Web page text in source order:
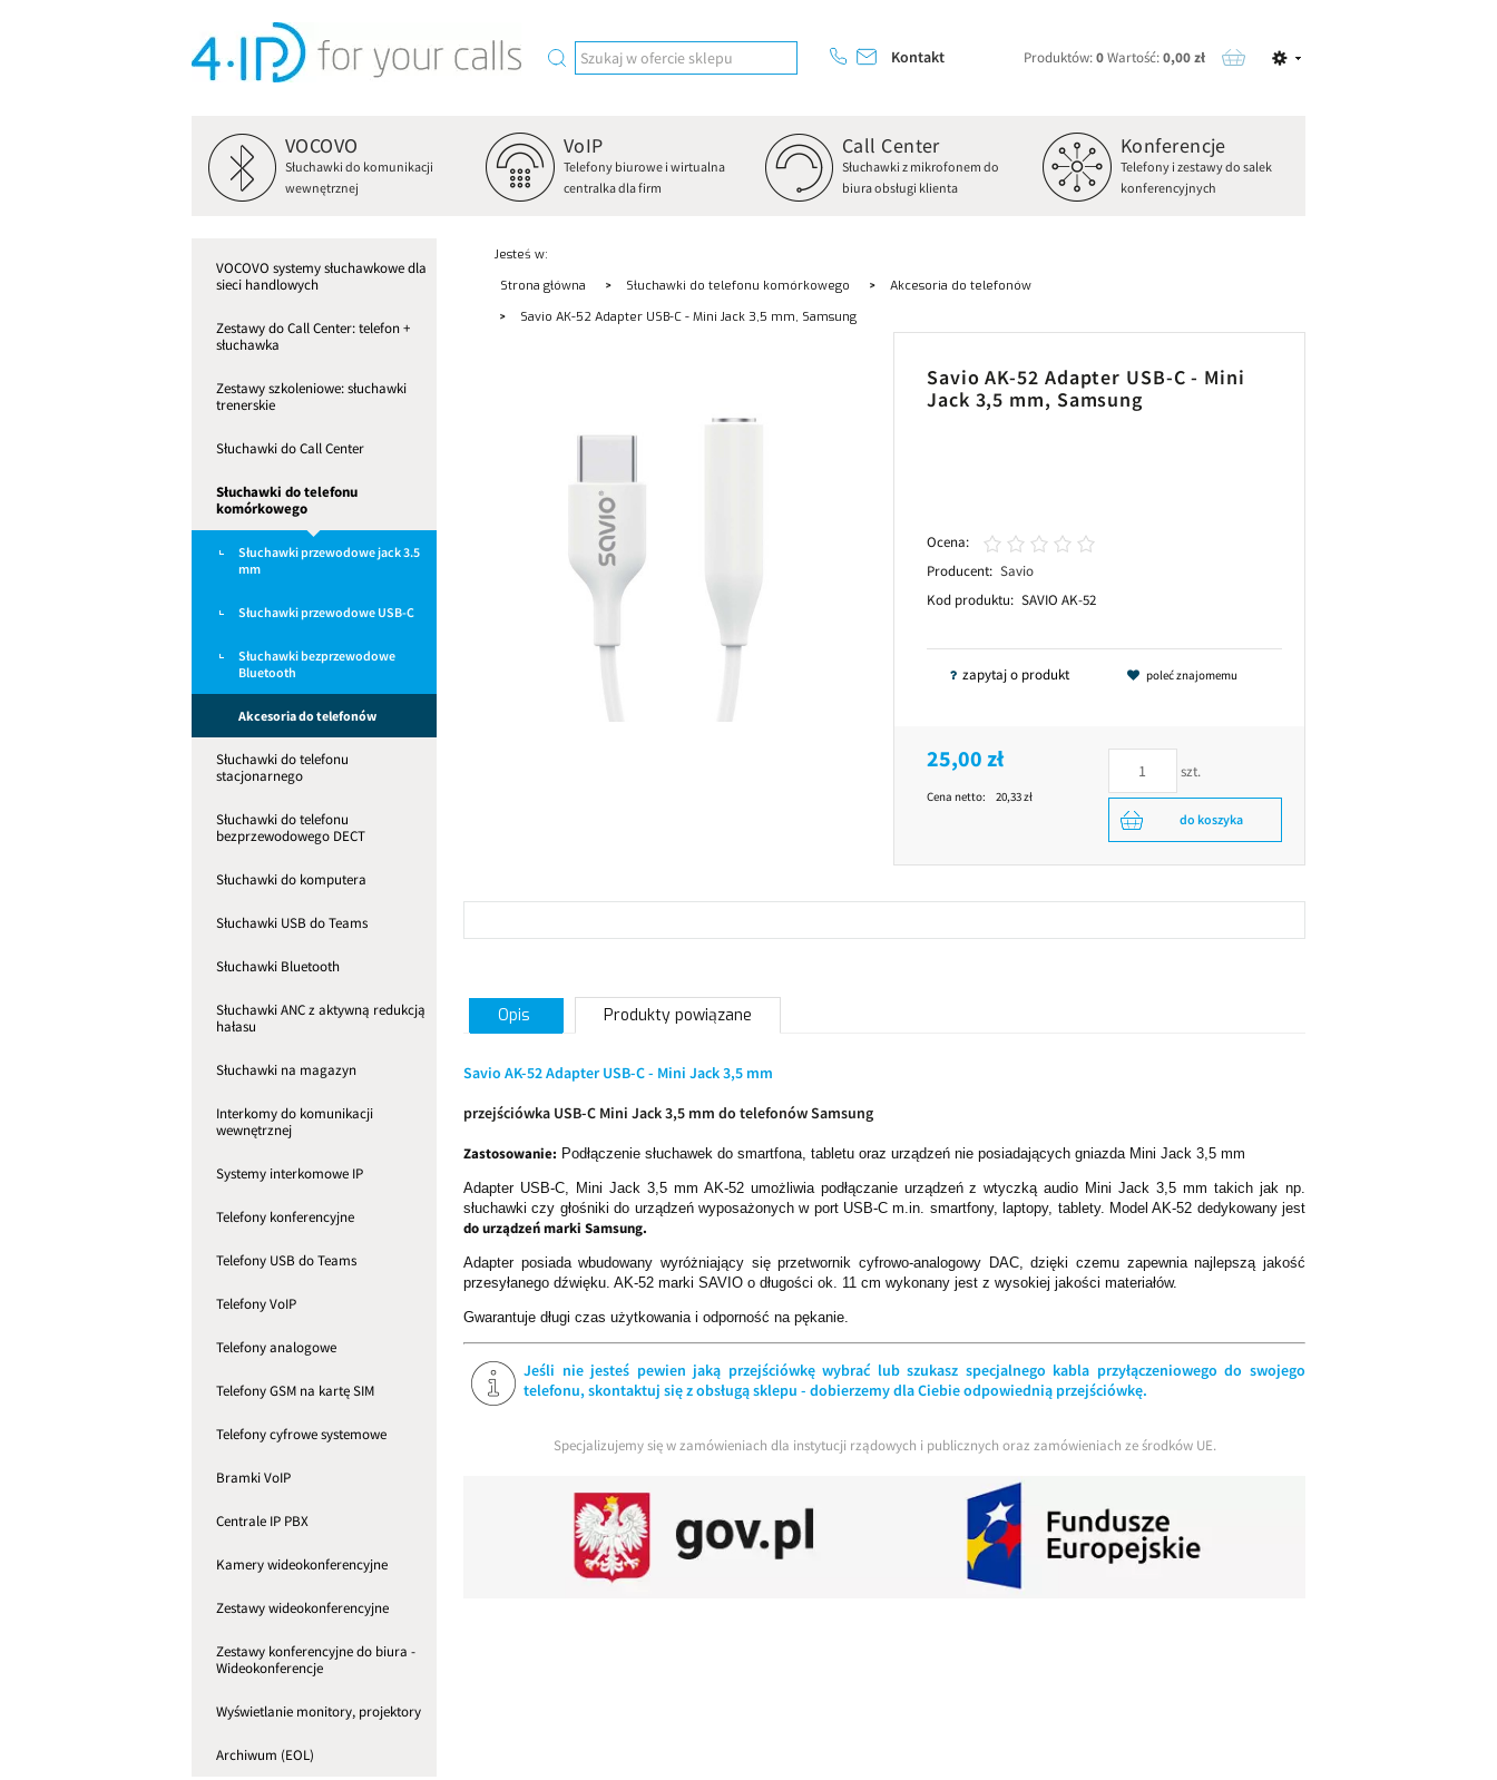
Kontakt Produktów:0Wartość:0,00 zł
VOCOVO
Słuchawki do komunikacji
wewnętrznej
VoIP
Telefony biurowe i wirtualna
centralka dla firm
Call Center
Słuchawki z mikrofonem do
biura obsługi klienta
Konferencje
Telefony i zestawy do salek
konferencyjnych
VOCOVO systemy słuchawkowe dla
sieci handlowych
Zestawy do Call Center: telefon +
słuchawka
Zestawy szkoleniowe: słuchawki
trenerskie
Słuchawki do Call Center
Słuchawki do telefonu
komórkowego
Słuchawki przewodowe jack 3.5
mm
Słuchawki przewodowe USB-C
Słuchawki bezprzewodowe
Bluetooth
Akcesoria do telefonów
Słuchawki do telefonu
stacjonarnego
Słuchawki do telefonu
bezprzewodowego DECT
Słuchawki do komputera
Słuchawki USB do Teams
Słuchawki Bluetooth
Słuchawki ANC z aktywną redukcją
hałasu
Słuchawki na magazyn
Interkomy do komunikacji
wewnętrznej
Systemy interkomowe IP
Telefony konferencyjne
Telefony USB do Teams
Telefony VoIP
Telefony analogowe
Telefony GSM na kartę SIM
Telefony cyfrowe systemowe
Bramki VoIP
Centrale IP PBX
Kamery wideokonferencyjne
Zestawy wideokonferencyjne
Zestawy konferencyjne do biura -
Wideokonferencje
Wyświetlanie monitory, projektory
Archiwum (EOL)
Jesteś w:
Strona główna
Słuchawki do telefonu komórkowego
Akcesoria do telefonów
Savio AK-52 Adapter USB-C - Mini Jack 3,5 mm, Samsung
Savio AK-52 Adapter USB-C - Mini
Jack 3,5 mm, Samsung
Ocena:
Producent: Savio
Kod produktu: SAVIO AK-52
zapytaj o produkt poleć znajomemu
25,00 zł
Cena netto: 20,33 zł
szt.
do koszyka
Opis Produkty powiązane
Savio AK-52 Adapter USB-C - Mini Jack 3,5 mm
przejściówka USB-C Mini Jack 3,5 mm do telefonów Samsung
Zastosowanie: Podłączenie słuchawek do smartfona, tabletu oraz urządzeń nie posiadających gniazda Mini Jack 3,5 mm
Adapter USB-C, Mini Jack 3,5 mm AK-52 umożliwia podłączanie urządzeń z wtyczką audio Mini Jack 3,5 mm takich jak np.
słuchawki czy głośniki do urządzeń wyposażonych w port USB-C m.in. smartfony, laptopy, tablety. Model AK-52 dedykowany jest
do urządzeń marki Samsung.
Adapter posiada wbudowany wyróżniający się przetwornik cyfrowo-analogowy DAC, dzięki czemu zapewnia najlepszą jakość
przesyłanego dźwięku. AK-52 marki SAVIO o długości ok. 11 cm wykonany jest z wysokiej jakości materiałów.
Gwarantuje długi czas użytkowania i odporność na pękanie.
Jeśli nie jesteś pewien jaką przejściówkę wybrać lub szukasz specjalnego kabla przyłączeniowego do swojego
telefonu, skontaktuj się z obsługą sklepu - dobierzemy dla Ciebie odpowiednią przejściówkę.
Specjalizujemy się w zamówieniach dla instytucji rządowych i publicznych oraz zamówieniach ze środków UE.